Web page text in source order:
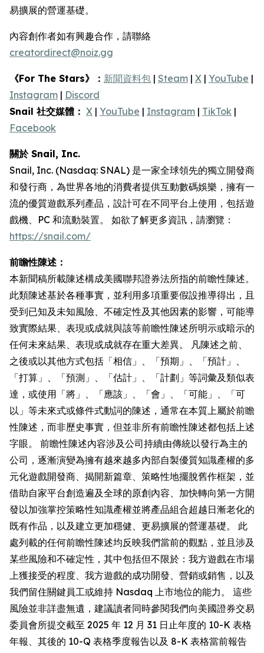
易擴展的營運基礎。
內容創作者如有興趣合作，請聯絡
creatordirect@noiz.gg
《For The Stars》： 新聞資料包 | Steam | X | YouTube |
Instagram | Discord
Snail 社交媒體： X | YouTube | Instagram | TikTok |
Facebook
關於 Snail, Inc.
Snail, Inc. (Nasdaq: SNAL) 是一家全球領先的獨立開發商
和發行商，為世界各地的消費者提供互動數碼娛樂，擁有一
流的優質遊戲系列產品，設計可在不同平台上使用，包括遊
戲機、PC 和流動裝置。 如欲了解更多資訊，請瀏覽：
https://snail.com/
前瞻性陳述：
本新聞稿所載陳述構成美國聯邦證券法所指的前瞻性陳述。
此類陳述基於各種事實，並利用多項重要假設推導得出，且
受到已知及未知風險、不確定性及其他因素的影響，可能導
致實際結果、表現或成就與該等前瞻性陳述所明示或暗示的
任何未來結果、表現或成就存在重大差異。 凡陳述之前、
之後或以其他方式包括「相信」、「預期」、「預計」、
「打算」、「預測」、「估計」、「計劃」等詞彙及類似表
達，或使用「將」、「應該」、「會」、「可能」、「可
以」等未來式或條件式動詞的陳述，通常在本質上屬於前瞻
性陳述，而非歷史事實，但並非所有前瞻性陳述都包括上述
字眼。 前瞻性陳述內容涉及公司持續由傳統以發行為主的
公司，逐漸演變為擁有越來越多內部自製優質知識產權的多
元化遊戲開發商、揭開新篇章、策略性地擺脫舊作框架，並
借助自家平台創造遍及全球的原創內容、加快轉向第一方開
發以加強掌控策略性知識產權並將產品組合超越日漸老化的
既有作品，以及建立更加穩健、更易擴展的營運基礎。 此
處列載的任何前瞻性陳述均反映我們當前的觀點，並且涉及
某些風險和不確定性，其中包括但不限於：我方遊戲在市場
上獲接受的程度、我方遊戲的成功開發、營銷或銷售，以及
我們留住關鍵員工或維持 Nasdaq 上市地位的能力。 這些
風險並非詳盡無遺，建議讀者同時參閱我們向美國證券交易
委員會所提交截至 2025 年 12 月 31 日止年度的 10-K 表格
年報、其後的 10-Q 表格季度報告以及 8-K 表格當前報告